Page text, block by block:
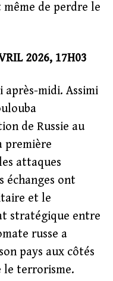
de perdre le
2026, 17H03
après-midi. Assimi
de Russie au
première
attaques
échanges ont
et le
stratégique entre
russe a
pays aux côtés
le terrorisme.